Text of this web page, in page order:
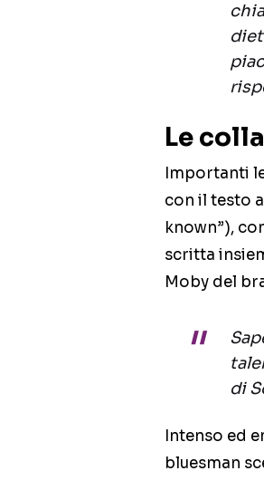
Le
Importanti
con il testo
known”),
scritta
Moby del
di
Intenso ed
bluesman